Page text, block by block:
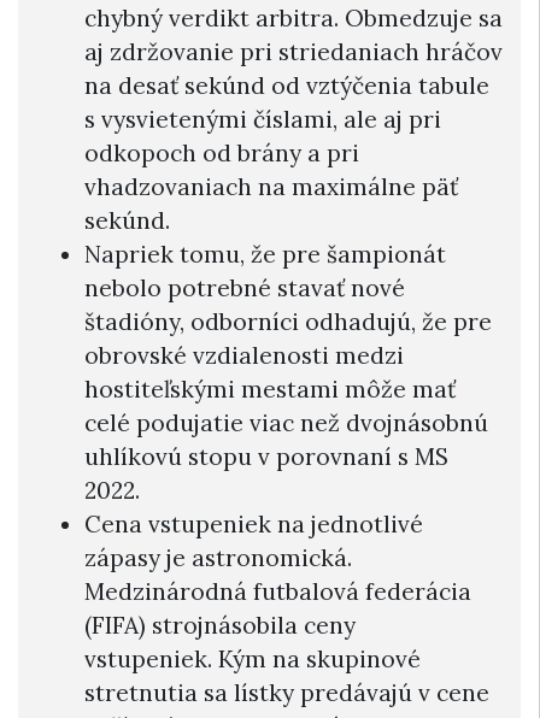
chybný verdikt arbitra. Obmedzuje sa
aj zdržovanie pri striedaniach hráčov
na desať sekúnd od vztýčenia tabule
s vysvietenými číslami, ale aj pri
odkopoch od brány a pri
vhadzovaniach na maximálne päť
sekúnd.
Napriek tomu, že pre šampionát
nebolo potrebné stavať nové
štadióny, odborníci odhadujú, že pre
obrovské vzdialenosti medzi
hostiteľskými mestami môže mať
celé podujatie viac než dvojnásobnú
uhlíkovú stopu v porovnaní s MS
2022.
Cena vstupeniek na jednotlivé
zápasy je astronomická.
Medzinárodná futbalová federácia
(FIFA) strojnásobila ceny
vstupeniek. Kým na skupinové
stretnutia sa lístky predávajú v cene